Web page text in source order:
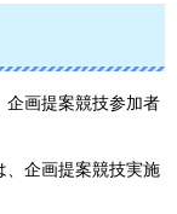
企画提案競技参加者
、企画提案競技実施